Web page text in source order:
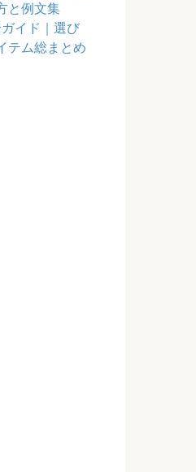
と例文集
イド｜選び
テム総まとめ